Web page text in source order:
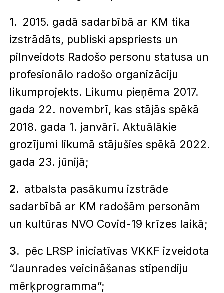
2015. gadā sadarbībā ar KM tika
izstrādāts, publiski apspriests un
pilnveidots Radošo personu statusa un
profesionālo radošo organizāciju
likumprojekts. Likumu pieņēma 2017.
gada 22. novembrī, kas stājās spēkā
2018. gada 1. janvārī. Aktuālākie
grozījumi likumā stājušies spēkā 2022.
gada 23. jūnijā;
atbalsta pasākumu izstrāde
sadarbībā ar KM radošām personām
un kultūras NVO Covid-19 krīzes laikā;
pēc LRSP iniciatīvas VKKF izveidota
“Jaunrades veicināšanas stipendiju
mērķprogramma”;